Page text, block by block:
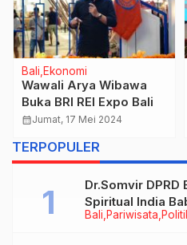
Bali Ekonomi
Wawali Arya Wibawa
Buka BRI REI Expo Bali
calendar_monthJumat, 17 Mei 2024
TERPOPULER
Bali Pariwisata
Dr.Somvir
Spiritual India